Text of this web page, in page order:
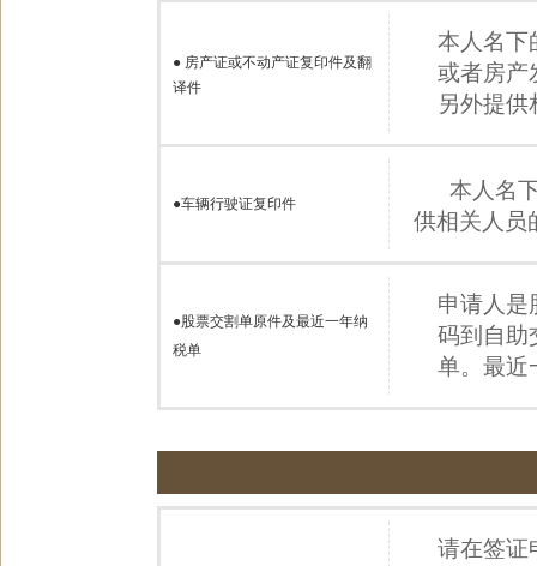
● 房产证或不动产证复印件及翻
译件
本人名下
或者房产
另外提
●车辆行驶证复印件
本人名
供相关人员
●股票交割单原件及最近一年纳
税单
申请人是
码到自助
单。最近
请在签证